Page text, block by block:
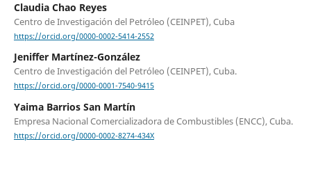
Claudia Chao Reyes
Centro de Investigación del Petróleo (CEINPET), Cuba
https://orcid.org/0000-0002-5414-2552
Jeniffer Martínez-González
Centro de Investigación del Petróleo (CEINPET), Cuba.
https://orcid.org/0000-0001-7540-9415
Yaima Barrios San Martín
Empresa Nacional Comercializadora de Combustibles (ENCC), Cuba.
https://orcid.org/0000-0002-8274-434X